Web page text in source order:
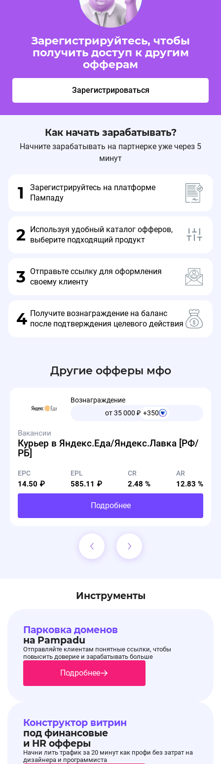
Зарегистрируйтесь, чтобы
получить доступ к другим
офферам
Зарегистрироваться
Как начать зарабатывать?
Начните зарабатывать на партнерке уже через 5
минут
1
Зарегистрируйтесь на платформе
Пампаду
2
Используя удобный каталог офферов,
выберите подходящий продукт
3 Отправьте ссылку для оформления
своему клиенту
4 Получите вознаграждение на баланс
после подтверждения целевого действия
Другие офферы мфо
Вознаграждение
от 35 000 ₽ +350
Вакансии
Курьер в Яндекс.Еда/Яндекс.Лавка [РФ/
РБ]
EPC
14.50 ₽
EPL
585.11 ₽
CR
2.48 %
AR
12.83 %
Подробнее
Инструменты
Парковка доменов
на Pampadu
Отправляйте клиентам понятные ссылки, чтобы
повысить доверие и зарабатывать больше
Подробнее
Конструктор витрин
под финансовые
и HR офферы
Начни лить трафик за 20 минут как профи без затрат на
дизайнера и программиста